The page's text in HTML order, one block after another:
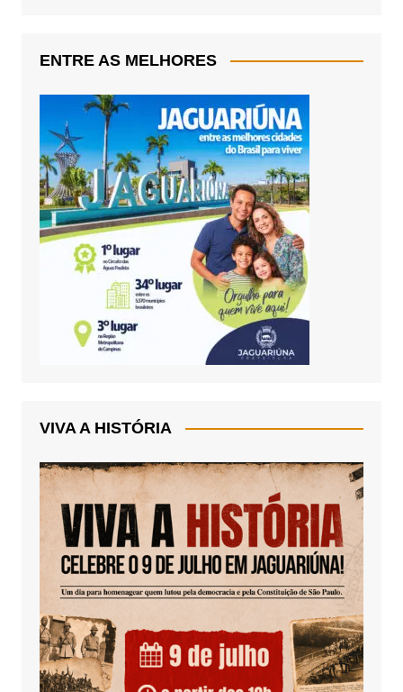
ENTRE AS MELHORES
VIVA A HISTÓRIA